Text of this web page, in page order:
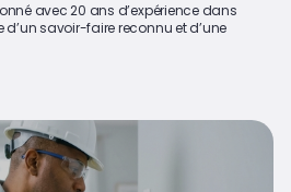
avec 20 ans d’expérience dans
savoir-faire reconnu et d’une